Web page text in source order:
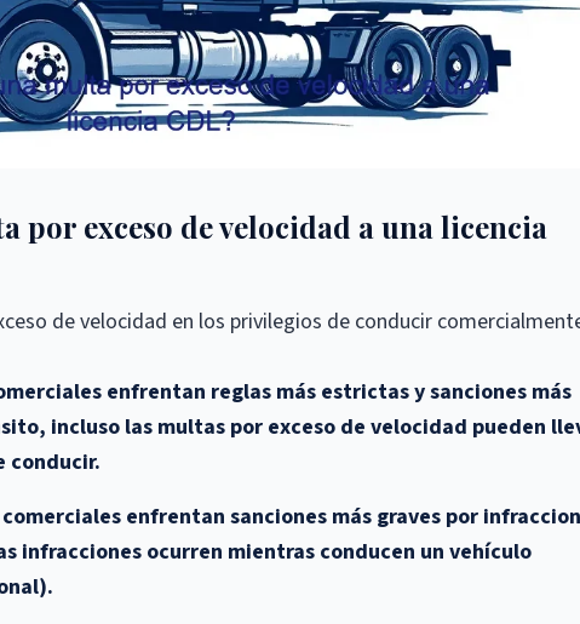
por exceso de velocidad a una licencia
de velocidad en los privilegios de conducir
enfrentan reglas más estrictas y sanciones más
incluso las multas por exceso de velocidad pueden
conducir.
enfrentan sanciones más graves por
infracciones ocurren mientras conducen un vehículo